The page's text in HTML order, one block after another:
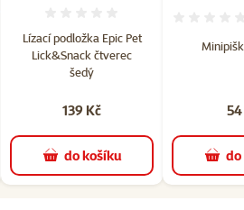
počet hodnocení: 1
Lízací podložka Epic Pet
Lick&Snack čtverec
šedý
139 Kč
do košíku